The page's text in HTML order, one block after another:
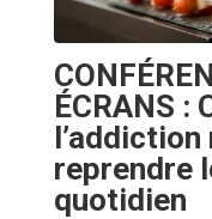
ÉCRANS :
reprendre
quotidien